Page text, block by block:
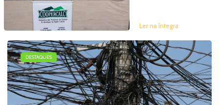
Ler na íntegra
DESTAQUES